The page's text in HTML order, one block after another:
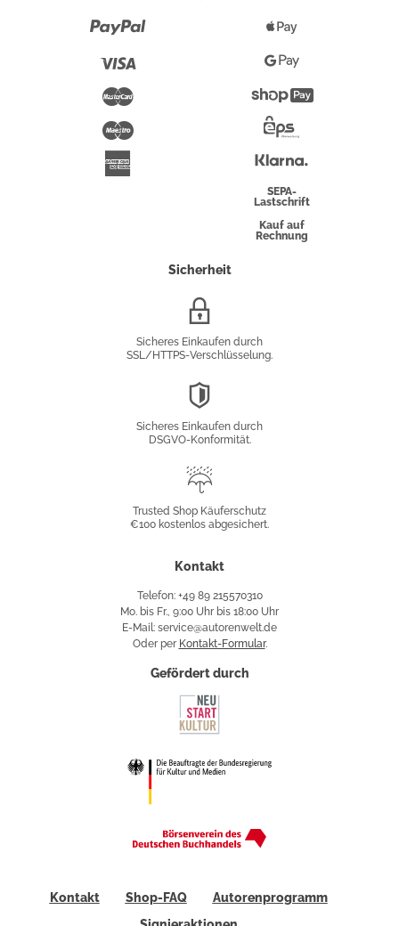
Maestro
Pay
Google
Pay
Überweisung
SEPA-
Lastschrift
Kauf auf
Rechnung
Sicherheit
Sicheres Einkaufen durch
SSL/HTTPS-Verschlüsselung.
Sicheres Einkaufen durch
DSGVO-Konformität.
Käuferschutz
Trusted Shop Käuferschutz
€100 kostenlos abgesichert.
Kontakt
Telefon: +49 89 215570310
Mo. bis Fr., 9:00 Uhr bis 18:00 Uhr
E-Mail: service@autorenwelt.de
Oder per Kontakt-Formular.
Gefördert durch
Kontakt Shop-FAQ
Autorenprogramm